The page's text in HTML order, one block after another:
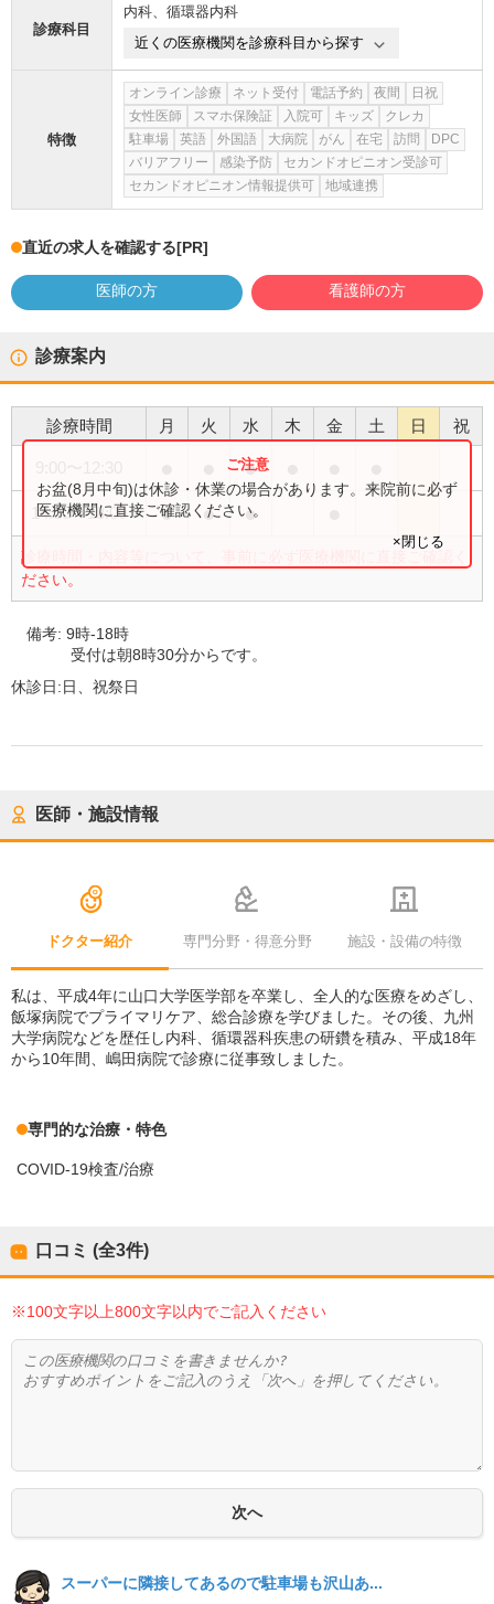
診療科目
内科、 循環器内科
近くの医療機関を診療科目から探す
特徴
オンライン診療 ネット受付 電話予約 夜間
日祝
女性医師
スマホ保険証 入院可 キッズ
クレカ
駐車場
英語 外国語 大病院 がん 在宅 訪問
DPC
バリアフリー
感染予防
セカンドオピニオン受診可
セカンドオピニオン情報提供可
地域連携
直近の求人を確認する[PR]
医師の方 看護師の方
診療案内
診療時間 月 火 水 木 金 土 日 祝
●
14:00〜18:00 ● ● ●
診療時間・内容等について、事前に必ず医療機関に直接ご確認く
ださい。
お盆(8月中旬)は休診・休業の場合があります。来院前に必ず
医療機関に直接ご確認ください。
×閉じる
備考:9時-18時
受付は朝8時30分からです。
休診日:日、祝祭日
医師・施設情報
ドクター紹介 専門分野・得意分野 施設・設備の特徴
私は、平成4年に山口大学医学部を卒業し、全人的な医療をめざし、
飯塚病院でプライマリケア、総合診療を学びました。その後、九州
大学病院などを歴任し内科、循環器科疾患の研鑽を積み、平成18年
から10年間、嶋田病院で診療に従事致しました。
専門的な治療・特色
COVID-19検査/治療
口コミ (全3件)
※100文字以上800文字以内でご記入ください
スーパーに隣接してあるので駐車場も沢山あ...